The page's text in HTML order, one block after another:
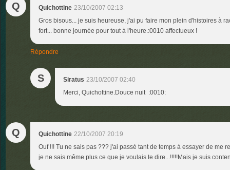
Q Quichottine 23/10/2007 02:13
Gros bisous... je suis heureuse, j'ai pu faire mon plein d'histoires à
fort... bonne journée pour tout à l'heure.:0010 affectueux !
Répondre
S Siratus 23/10/2007 02:40
Merci, Quichottine.Douce nuit :0010:
Q Quichottine 22/10/2007 20:19
Ouf !!! Tu ne sais pas ??? j'ai passé tant de temps à essayer de me
je ne sais même plus ce que je voulais te dire...!!!!!Mais je suis